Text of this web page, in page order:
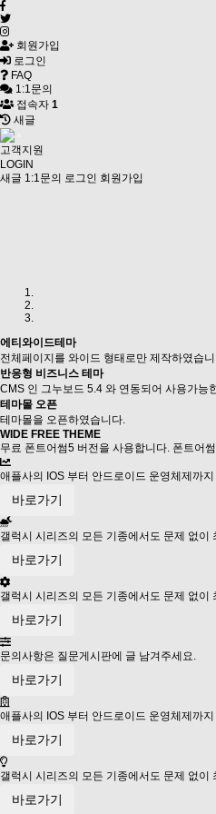
회원가입
로그인
FAQ
1:1문의
접속자 1
새글
고객지원
LOGIN
새글 1:1문의 로그인 회원가입
에티와이드테마
전체페이지를 와이드 형태로만 제작하였습
반응형 비즈니스 테마
CMS 인 그누보드 5.4 와 연동되어 사용가능
테마몰 오픈
테마몰을 오픈하였습니다.
Previous
Next
WIDE FREE THEME
무료 폰트어썸5 버전을 사용합니다. 폰트어
애플사의 IOS 부터 안드로이드 운영체제까
바로가기
갤럭시 시리즈의 모든 기종에서도 문제 없이
바로가기
갤럭시 시리즈의 모든 기종에서도 문제 없이
바로가기
문의사항은 질문게시판에 글 남겨주세요.
바로가기
애플사의 IOS 부터 안드로이드 운영체제까
바로가기
갤럭시 시리즈의 모든 기종에서도 문제 없이
바로가기